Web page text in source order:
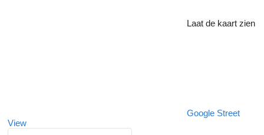
Laat de kaart zien
Google Street
View